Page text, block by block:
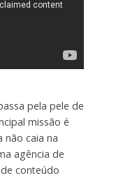
pela pele de
missão é
não caia na
agência de
conteúdo